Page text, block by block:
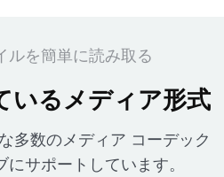
ルを簡単に読み取る
いるメディア形式
多数のメディア コーデック
にサポートしています。